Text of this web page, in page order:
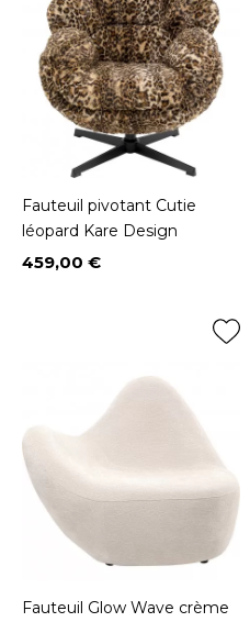
Fauteuil pivotant Cutie
léopard Kare Design
Prix
459,00 €
Fauteuil Glow Wave crème